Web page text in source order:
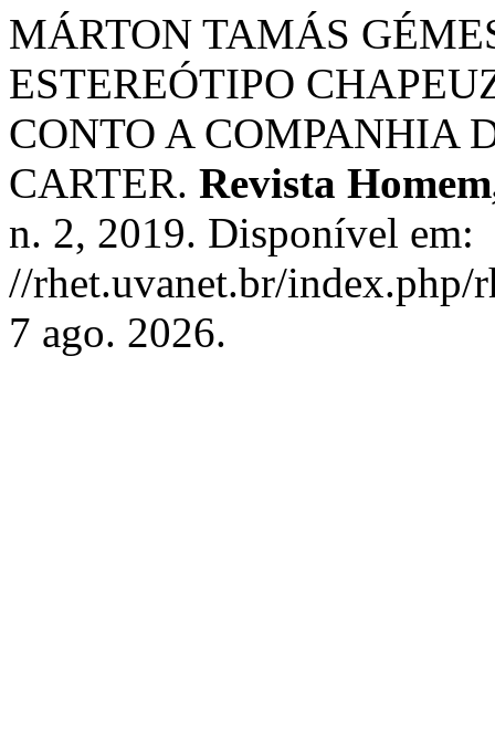
MÁRTON TAMÁS
ESTEREÓTIPO
CONTO A COMPANHIA
CARTER. Revista
n. 2, 2019. Disponível em:
//rhet.uvanet.br/index.php/
7 ago. 2026.